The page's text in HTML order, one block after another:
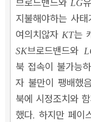
LG
지불해야하는 사
여의치않자 KT는
SK브로드밴드와
북 접속이 불가능
자 불만이 팽배했
북에 시정조치와
했다. 하지만 페이